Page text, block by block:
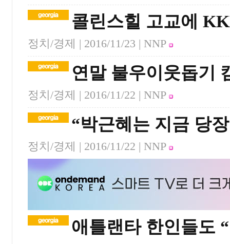
콜린스힐 고교에
정치/경제 | 2016/11/23 | NNP
연말 불우이웃돕기
정치/경제 | 2016/11/22 | NNP
“박근혜는 지금 당
정치/경제 | 2016/11/22 | NNP
애틀랜타 한인들도